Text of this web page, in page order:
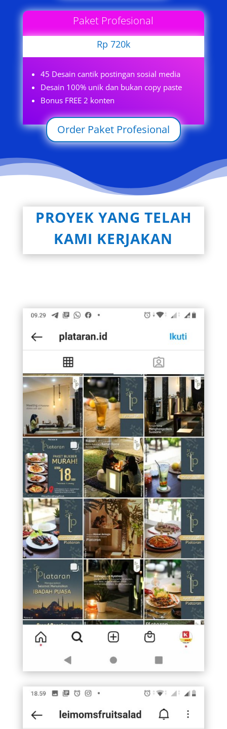
Paket Profesional
Rp 720k
45 Desain cantik postingan sosial media
Desain 100% unik dan bukan copy paste
Bonus FREE 2 konten
Order Paket Profesional
PROYEK YANG TELAH
KAMI KERJAKAN